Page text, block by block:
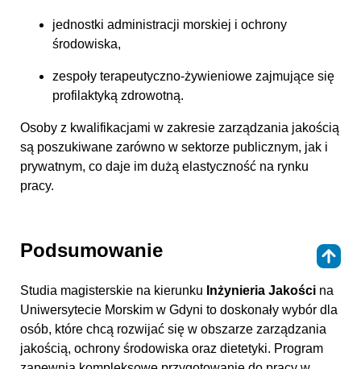
jednostki administracji morskiej i ochrony
środowiska,
zespoły terapeutyczno-żywieniowe zajmujące się
profilaktyką zdrowotną.
Osoby z kwalifikacjami w zakresie zarządzania jakością
są poszukiwane zarówno w sektorze publicznym, jak i
prywatnym, co daje im dużą elastyczność na rynku
pracy.
Podsumowanie
Studia magisterskie na kierunku Inżynieria Jakości na
Uniwersytecie Morskim w Gdyni to doskonały wybór dla
osób, które chcą rozwijać się w obszarze zarządzania
jakością, ochrony środowiska oraz dietetyki. Program